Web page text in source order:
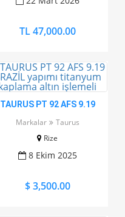
TL 47,000.00
TAURUS PT 92 AFS 9.19
Markalar
Taurus
Rize
8 Ekim 2025
$ 3,500.00